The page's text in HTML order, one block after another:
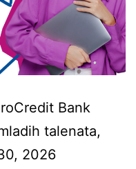
Bank
talenata,
2026